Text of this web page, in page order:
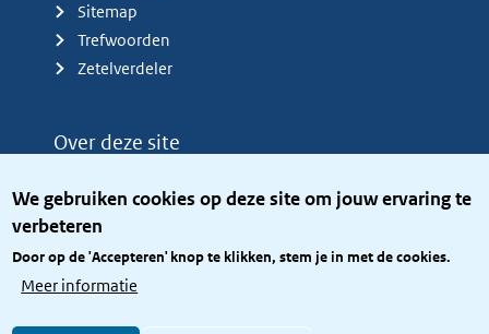
We gebruiken cookies op deze site om jouw ervaring te
verbeteren
Door op de 'Accepteren' knop te klikken, stem je in met de cookies.
Meer informatie
Sitemap
Trefwoorden
Zetelverdeler
Over deze site
Privacy
Toegang site openbaar
Toegankelijkheid